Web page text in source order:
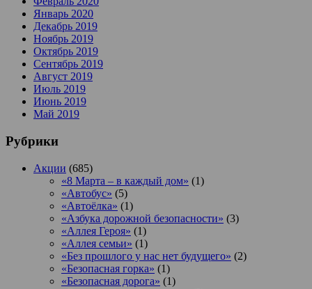
Январь 2020
Декабрь 2019
Ноябрь 2019
Октябрь 2019
Сентябрь 2019
Август 2019
Июль 2019
Июнь 2019
Май 2019
Рубрики
Акции (685)
«8 Марта – в каждый дом» (1)
«Автобус» (5)
«Автоёлка» (1)
«Азбука дорожной безопасности» (3)
«Аллея Героя» (1)
«Аллея семьи» (1)
«Без прошлого у нас нет будущего» (2)
«Безопасная горка» (1)
«Безопасная дорога» (1)